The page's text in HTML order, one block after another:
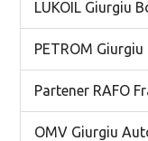
LUKOIL Giurgiu
PETROM
Partener RAFO
OMV Giurgiu